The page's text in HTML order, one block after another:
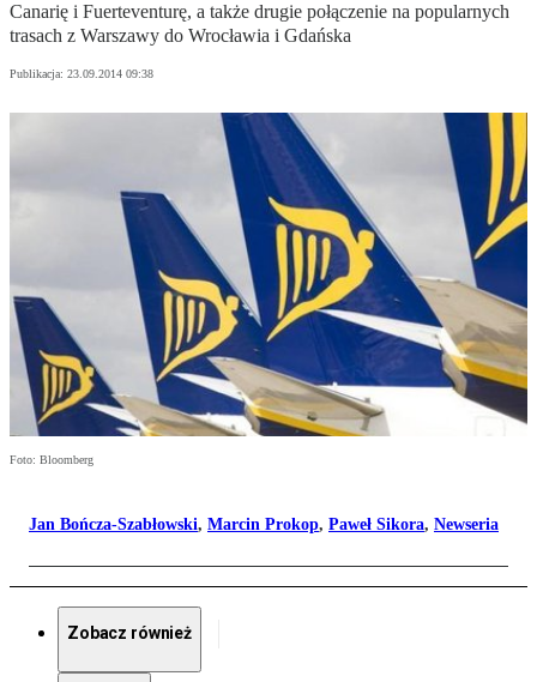
Canarię i Fuerteventurę, a także drugie połączenie na popularnych
trasach z Warszawy do Wrocławia i Gdańska
Publikacja: 23.09.2014 09:38
Foto: Bloomberg
Jan Bończa-Szabłowski, Marcin Prokop, Paweł Sikora, Newseria
Zobacz również